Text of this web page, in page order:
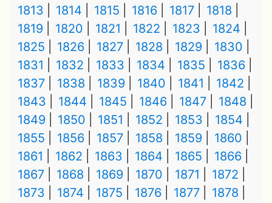
1813
1814 1815 1816 1817
1818
1819
1820 1821 1822 1823
1824
1825
1826 1827 1828 1829
1830
1831
1832 1833 1834 1835
1836
1837
1838 1839 1840 1841
1842
1843
1844 1845 1846 1847
1848
1849
1850 1851 1852 1853
1854
1855
1856 1857 1858 1859
1860
1861
1862 1863 1864 1865
1866
1867
1868 1869 1870 1871
1872
1873
1874 1875 1876 1877
1878